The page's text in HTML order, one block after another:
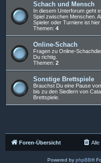
Schach und Mensch
In diesem Unterforum geht
Spiel zwischen Menschen.
Spieler oder Turniere ist
Themen: 4
Online-Schach
Fragen zu Online-
Du richtig.
Themen: 2
Sonstige Brettspiele
Brauchst Du eine Pause
bis zu den Siedlern von
Brettspiele.
Foren-Übersicht Alle
Powered by phpBB®